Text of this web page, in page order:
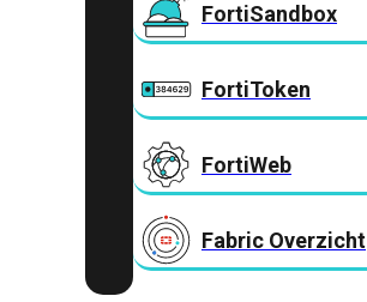
FortiSandbox
FortiToken
FortiWeb
Fabric Overzicht